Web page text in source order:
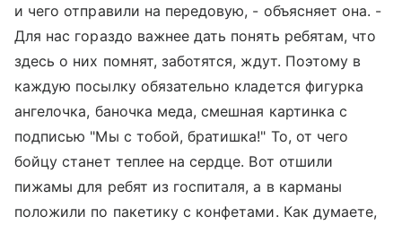
и чего отправили на передовую, - объясняет она. -
Для нас гораздо важнее дать понять ребятам, что
здесь о них помнят, заботятся, ждут. Поэтому в
каждую посылку обязательно кладется фигурка
ангелочка, баночка меда, смешная картинка с
подписью "Мы с тобой, братишка!" То, от чего
бойцу станет теплее на сердце. Вот отшили
пижамы для ребят из госпиталя, а в карманы
положили по пакетику с конфетами. Как думаете,